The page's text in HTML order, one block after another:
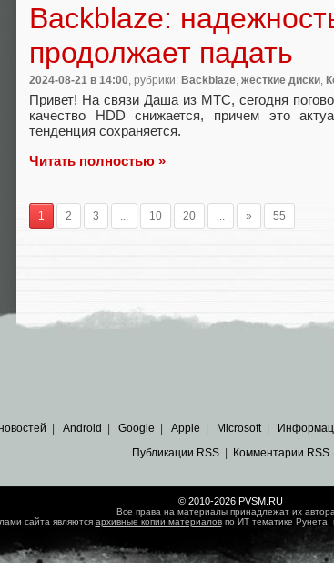
Backblaze:
продолжает падать
2024-08-21 в 14:00 , рубрики: Backblaze жесткие диски
Привет! На связи Даша из МТС, сегодня
качество HDD снижается, причем это
тенденция сохраняется.
Читать полностью »
1 2 3 10 20 » 55
Android Google Apple Microsoft|
Публикации RSS| Комментарии RSS
© 2010-2026 PVSM.RU
Все права на материалы принадлежат их
сайта являются архивные копии материаловпо ИТ тематике Рунета,